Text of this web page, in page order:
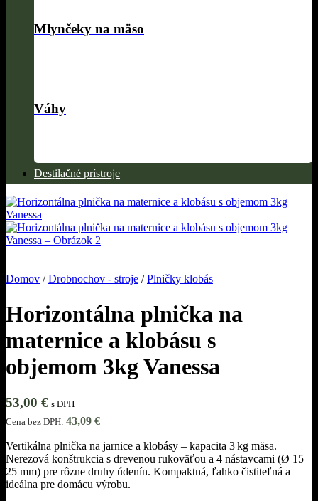
Mlynčeky na mäso
Váhy
Destilačné prístroje
Domov / Drobnochov - stroje / Plničky klobás
Horizontálna plnička na
maternice a klobásu s
objemom 3kg Vanessa
53,00 € s DPH
Cena bez DPH: 43,09 €
Vertikálna plnička na jarnice a klobásy – kapacita 3 kg mäsa.
Nerezová konštrukcia s drevenou rukoväťou a 4 nástavcami (Ø 15–
25 mm) pre rôzne druhy údenín. Kompaktná, ľahko čistiteľná a
ideálna pre domácu výrobu.